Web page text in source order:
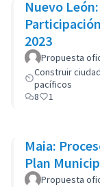
Nuevo
2023
Propuesta
Construir
pacíficos
8
1
Maia:
Plan
Propuesta